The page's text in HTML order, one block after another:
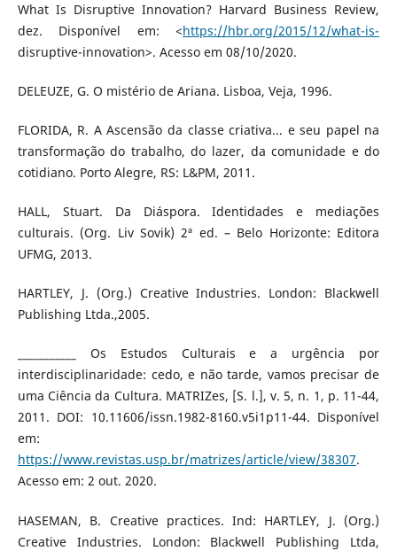
What Is Disruptive Innovation? Harvard Business Review,
dez. Disponível em: <https://hbr.org/2015/12/what-is-
disruptive-innovation>. Acesso em 08/10/2020.
DELEUZE, G. O mistério de Ariana. Lisboa, Veja, 1996.
FLORIDA, R. A Ascensão da classe criativa... e seu papel na
transformação do trabalho, do lazer, da comunidade e do
cotidiano. Porto Alegre, RS: L&PM, 2011.
HALL, Stuart. Da Diáspora. Identidades e mediações
culturais. (Org. Liv Sovik) 2ª ed. – Belo Horizonte: Editora
UFMG, 2013.
HARTLEY, J. (Org.) Creative Industries. London: Blackwell
Publishing Ltda.,2005.
___________ Os Estudos Culturais e a urgência por
interdisciplinaridade: cedo, e não tarde, vamos precisar de
uma Ciência da Cultura. MATRIZes, [S. l.], v. 5, n. 1, p. 11-44,
2011. DOI: 10.11606/issn.1982-8160.v5i1p11-44. Disponível
em:
https://www.revistas.usp.br/matrizes/article/view/38307.
Acesso em: 2 out. 2020.
HASEMAN, B. Creative practices. Ind: HARTLEY, J. (Org.)
Creative Industries. London: Blackwell Publishing Ltda,